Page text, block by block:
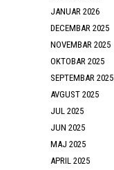
JANUAR 2026
DECEMBAR 2025
NOVEMBAR 2025
OKTOBAR 2025
SEPTEMBAR 2025
AVGUST 2025
JUL 2025
JUN 2025
MAJ 2025
APRIL 2025